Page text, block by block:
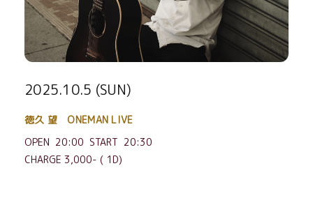
2025.10.5 (SUN)
徳久 望 ONEMAN LIVE
OPEN 20:00 START 20:30
CHARGE 3,000- ( 1D)